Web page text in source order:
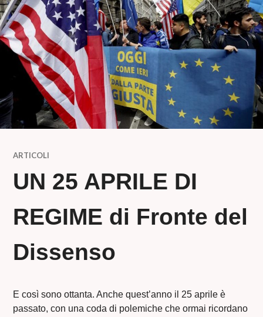
ARTICOLI
UN 25 APRILE DI
REGIME di Fronte del
Dissenso
E così sono ottanta. Anche quest’anno il 25 aprile è
passato, con una coda di polemiche che ormai ricordano